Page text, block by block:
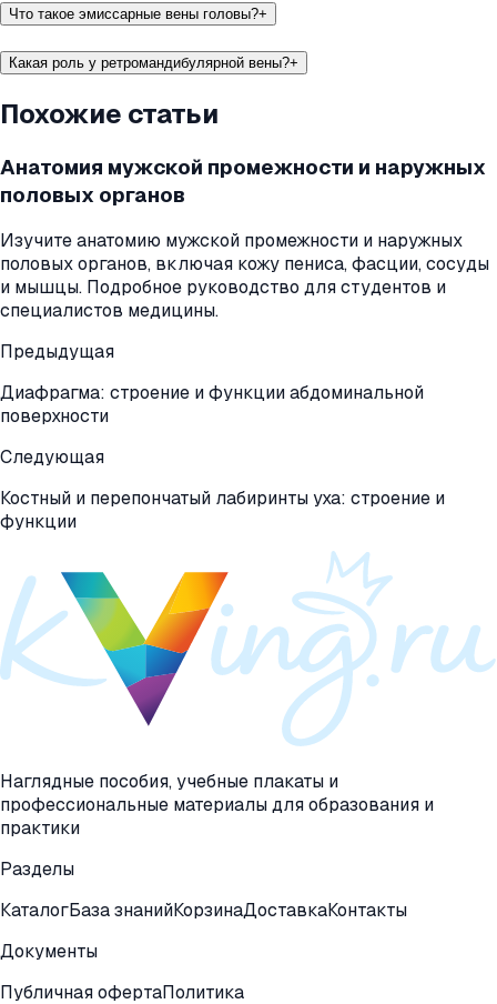
Что такое эмиссарные вены головы?+
Какая роль у ретромандибулярной вены?+
Похожие статьи
Анатомия мужской промежности и наружных
половых органов
Изучите анатомию мужской промежности и наружных
половых органов, включая кожу пениса, фасции, сосуды
и мышцы. Подробное руководство для студентов и
специалистов медицины.
Предыдущая
Диафрагма: строение и функции абдоминальной
поверхности
Следующая
Костный и перепончатый лабиринты уха: строение и
функции
Наглядные пособия, учебные плакаты и
профессиональные материалы для образования и
практики
Разделы
КаталогБаза знанийКорзинаДоставкаКонтакты
Документы
Публичная офертаПолитика